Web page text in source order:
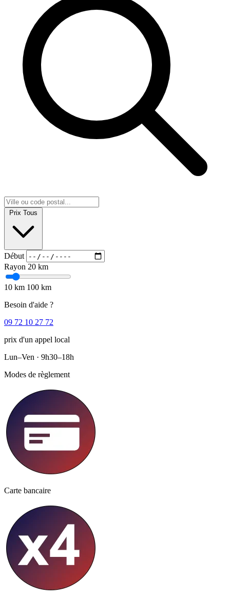
Prix Tous
Début
Rayon 20 km
10 km 100 km
Besoin d'aide ?
09 72 10 27 72
prix d'un appel local
Lun–Ven · 9h30–18h
Modes de règlement
Carte bancaire